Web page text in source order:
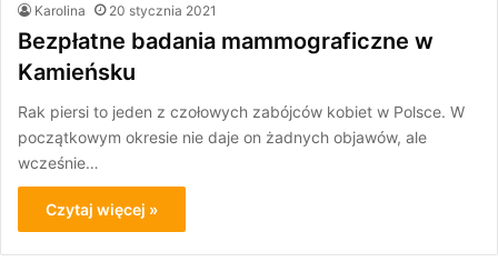
Karolina 20 stycznia 2021
Bezpłatne badania mammograficzne w
Kamieńsku
Rak piersi to jeden z czołowych zabójców kobiet w Polsce. W
początkowym okresie nie daje on żadnych objawów, ale
wcześnie…
Czytaj więcej »